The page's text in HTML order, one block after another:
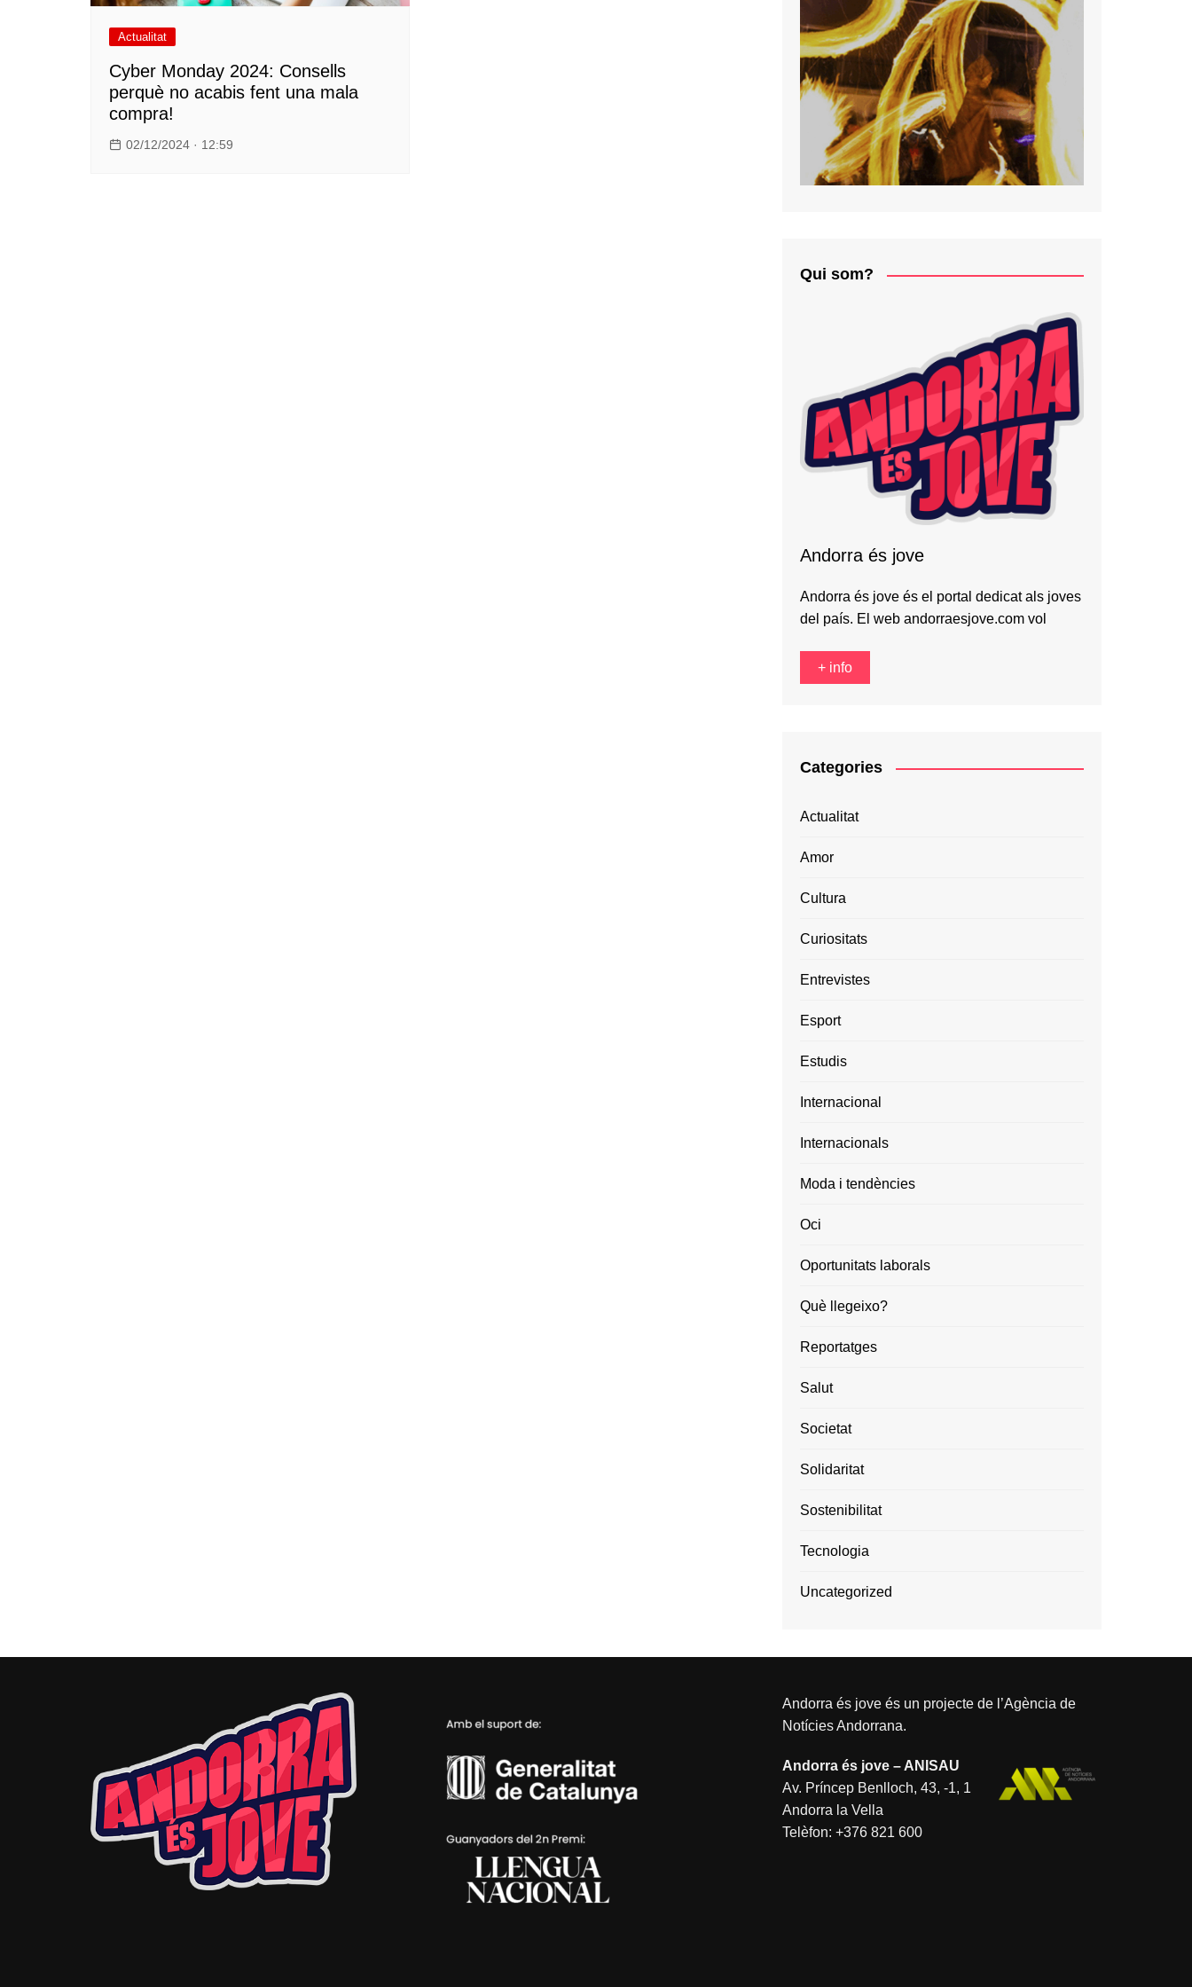
Actualitat
Cyber Monday 2024: Consells
perquè no acabis fent una mala
compra!
02/12/2024 · 12:59
Qui som?
Andorra és jove
Andorra és jove és el portal dedicat als joves
del país. El web andorraesjove.com vol
+ info
Categories
Actualitat
Amor
Cultura
Curiositats
Entrevistes
Esport
Estudis
Internacional
Internacionals
Moda i tendències
Oci
Oportunitats laborals
Què llegeixo?
Reportatges
Salut
Societat
Solidaritat
Sostenibilitat
Tecnologia
Uncategorized
Andorra és jove és un projecte de l’Agència de
Notícies Andorrana.
Andorra és jove – ANISAU
Av. Príncep Benlloch, 43, -1, 1
Andorra la Vella
Telèfon: +376 821 600